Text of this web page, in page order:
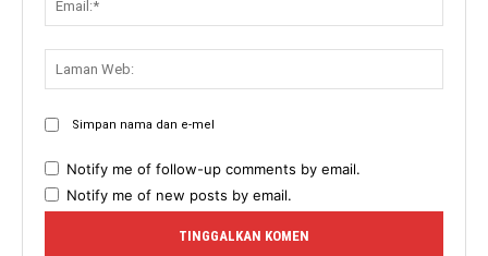
Simpan nama dan e-mel
Notify me of follow-up comments by email.
Notify me of new posts by email.